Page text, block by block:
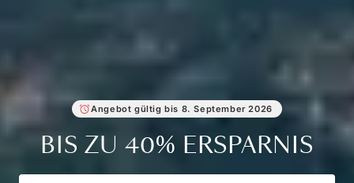
Angebot gültig bis 8. September 2026
BIS ZU 40% ERSPARNIS